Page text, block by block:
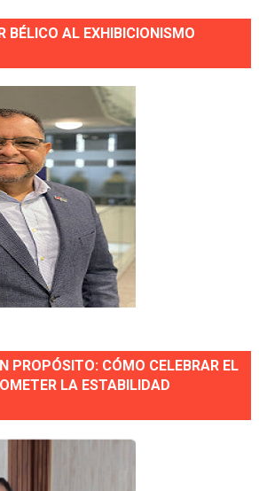
BÉLICO AL EXHIBICIONISMO
PROPÓSITO: CÓMO CELEBRAR EL
LA ESTABILIDAD